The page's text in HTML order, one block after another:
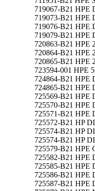
719067-B21 HPE
719073-B21 HPE
719076-B21 HPE
719079-B21 HPE
720863-B21 HPE
720864-B21 HPE
720865-B21 HPE
723594-001 HPE
724864-B21 HPE
724865-B21 HPE
725569-B21 HPE
725570-B21 HPE
725571-B21 HPE
725572-B21 HP
725574-B21 HP
725574-B21 HP
725579-B21 HPE
725582-B21 HPE
725585-B21 HPE
725586-B21 HPE
725587-B21 HPE